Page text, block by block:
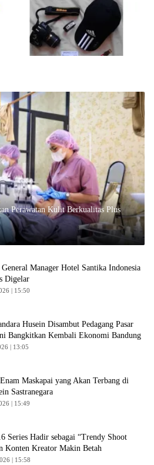
Perawatan Kulit Berkualitas Plus
Manager Hotel Santika Indonesia
Digelar
| 15:50
Husein Disambut Pedagang Pasar
Bangkitkan Kembali Ekonomi Bandung
| 13:05
Maskapai yang Akan Terbang di
Sastranegara
| 15:49
Series Hadir sebagai “Trendy Shoot
Konten Kreator Makin Betah
| 15:58